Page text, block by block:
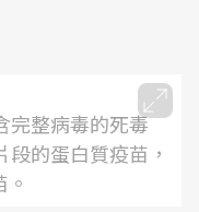
完整病毒的死毒
段的蛋白質疫苗，